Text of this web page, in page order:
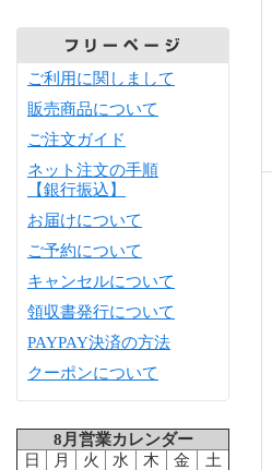
ご利用に関しまして
販売商品について
ご注文ガイド
ネット注文の手順
【銀行振込】
お届けについて
ご予約について
キャンセルについて
領収書発行について
PAYPAY決済の方法
クーポンについて
8月営業カレンダー
日
月 火 水 木 金
土